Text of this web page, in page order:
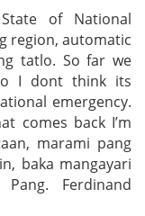
of National
region, automatic
tatlo. So far we
I dont think its
emergency.
comes back I’m
marami pang
baka mangayari
Ferdinand